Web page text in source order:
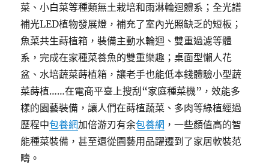
菜、小白菜等種類無土栽培和雨淋輪迴體系；全光譜
補光LED植物發展燈，補充了室內光照缺乏的短板；
魚菜共生蒔植箱，裝備主動水輪迴、雙重過濾等體
系，完成在家種菜養魚的雙重樂趣；桌面型懶人花
盆、水培蔬菜蒔植箱，讓老手也能低本錢體驗小型蔬
菜蒔植……在電商平臺上搜刮“家庭種菜機”，效能多
樣的園藝裝備，讓人們在蒔植蔬菜、多肉等綠植經過
歷程中包養網加倍游刃有余包養網 ，一些顏值高的智
能種菜裝備，甚至還從園藝用品躍遷到了家居軟裝范
疇。